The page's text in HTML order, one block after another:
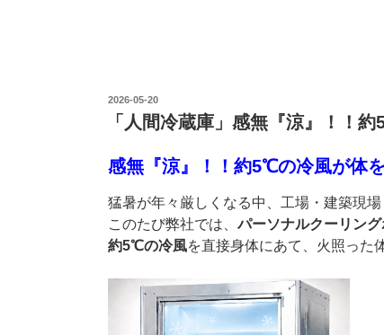
投
2026-05-20
「人間冷蔵庫」感無『涼』！！
感無『涼』！！約5℃の冷風が体
猛暑が年々厳しくなる中、工場・建築現
このたび弊社では、パーソナルクーリン
約5℃の冷風を直接身体にあて、火照った